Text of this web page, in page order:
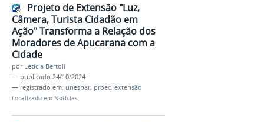
Projeto de Extensão "Luz,
Câmera, Turista Cidadão em
Ação" Transforma a Relação dos
Moradores de Apucarana com a
Cidade
por Leticia Bertoli
— publicado 24/10/2024
— registrado em: unespar, proec, extensão
Localizado em Notícias